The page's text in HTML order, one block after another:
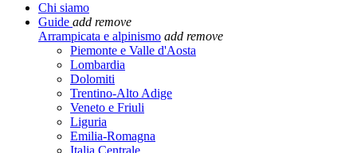
Chi siamo
Guide add remove
Arrampicata e alpinismo add remove
Piemonte e Valle d'Aosta
Lombardia
Dolomiti
Trentino-Alto Adige
Veneto e Friuli
Liguria
Emilia-Romagna